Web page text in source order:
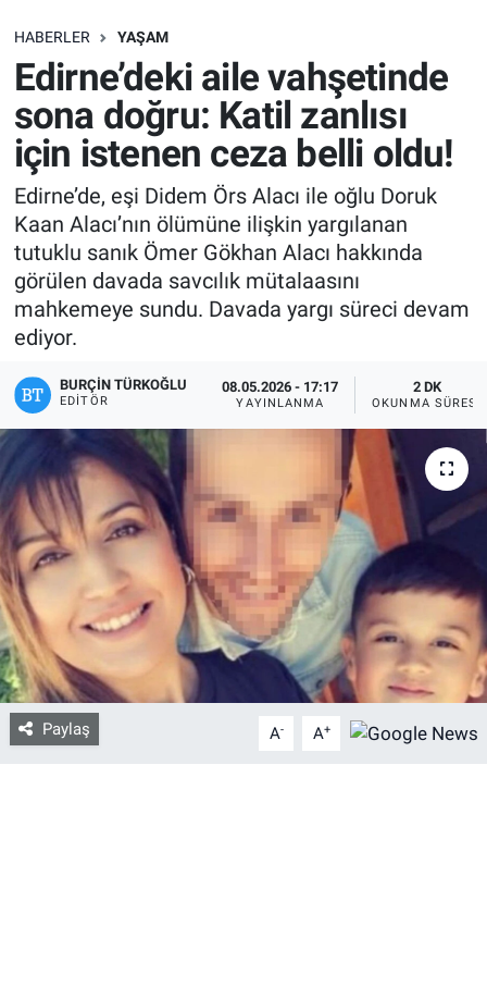
HABERLER YAŞAM
Edirne’deki aile vahşetinde
sona doğru: Katil zanlısı
için istenen ceza belli oldu!
Edirne’de, eşi Didem Örs Alacı ile oğlu Doruk
Kaan Alacı’nın ölümüne ilişkin yargılanan
tutuklu sanık Ömer Gökhan Alacı hakkında
görülen davada savcılık mütalaasını
mahkemeye sundu. Davada yargı süreci devam
ediyor.
BURÇIN TÜRKOĞLU
EDITÖR
08.05.2026 - 17:17
YAYINLANMA
2 DK
OKUNMA SÜRESI
Paylaş A- A+
SAĞLIK
EKONOMİ
EĞİTİM
ÖZEL HABER
Keşfet
ASTROLOJİ
MANŞET
RESMİ İLANLAR
İLAN
Bize ulaşın
İletişim/Künye
Yaşam
Gözden Kaçmasın